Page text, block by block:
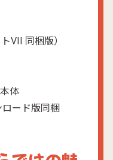
VII 同梱版）
体
ード版同梱